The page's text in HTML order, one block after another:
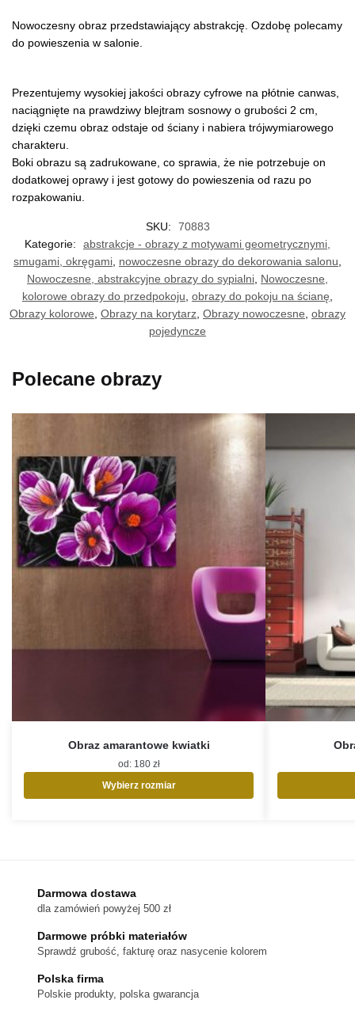
Nowoczesny obraz przedstawiający abstrakcję. Ozdobę polecamy
do powieszenia w salonie.
Prezentujemy wysokiej jakości obrazy cyfrowe na płótnie canwas,
naciągnięte na prawdziwy blejtram sosnowy o grubości 2 cm,
dzięki czemu obraz odstaje od ściany i nabiera trójwymiarowego
charakteru.
Boki obrazu są zadrukowane, co sprawia, że nie potrzebuje on
dodatkowej oprawy i jest gotowy do powieszenia od razu po
rozpakowaniu.
SKU:
70883
Kategorie:
abstrakcje - obrazy z motywami geometrycznymi,
smugami, okręgami nowoczesne obrazy do dekorowania salonu
Nowoczesne, abstrakcyjne obrazy do sypialni Nowoczesne,
kolorowe obrazy do przedpokoju obrazy do pokoju na ścianę
Obrazy kolorowe Obrazy na korytarz Obrazy nowoczesne obrazy
pojedyncze
Polecane obrazy
Obraz amarantowe kwiatki
od: 180 zł
Wybierz rozmiar
wybrać
stronie
produktu
Darmowa dostawa
dla zamówień powyżej 500 zł
Darmowe próbki materiałów
Sprawdź grubość, fakturę oraz nasycenie kolorem
Polska firma
Polskie produkty, polska gwarancja